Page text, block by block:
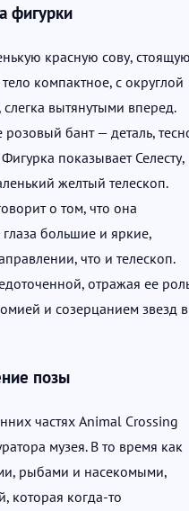
фигурки
красную сову,
компактное, с округлой
вытянутыми вперед.
бант — деталь,
показывает Селесту,
желтый телескоп.
о том, что она
большие и яркие,
что и телескоп.
отражая ее
и созерцанием звезд в
позы
частях Animal Crossing
музея. В то время как
рыбами и насекомыми,
которая когда-то